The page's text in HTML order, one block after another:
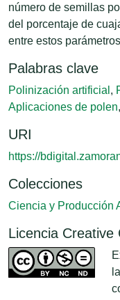
número de semillas
del porcentaje de
entre estos
Palabras clave
Polinización artificial ,
Aplicaciones de polen,
URI
https://
Colecciones
Ciencia y Producción
Licencia Creative